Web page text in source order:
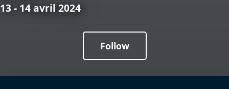
13 - 14 avril 2024
Follow